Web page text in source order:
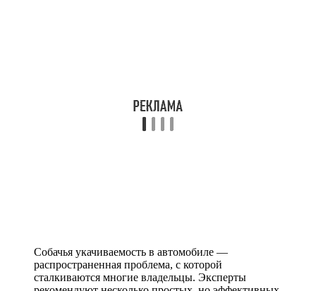
Собачья укачиваемость в автомобиле —
распространенная проблема, с которой
сталкиваются многие владельцы. Эксперты